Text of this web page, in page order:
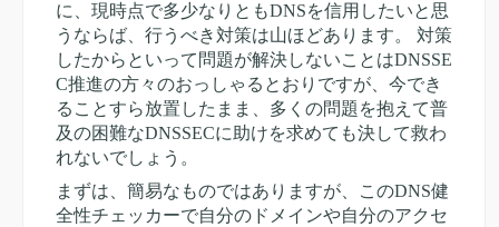
に、現時点で多少なりともDNSを信用したいと思
うならば、行うべき対策は山ほどあります。 対策
したからといって問題が解決しないことはDNSSE
C推進の方々のおっしゃるとおりですが、今でき
ることすら放置したまま、多くの問題を抱えて普
及の困難なDNSSECに助けを求めても決して救わ
れないでしょう。
まずは、簡易なものではありますが、このDNS健
全性チェッカーで自分のドメインや自分のアクセ